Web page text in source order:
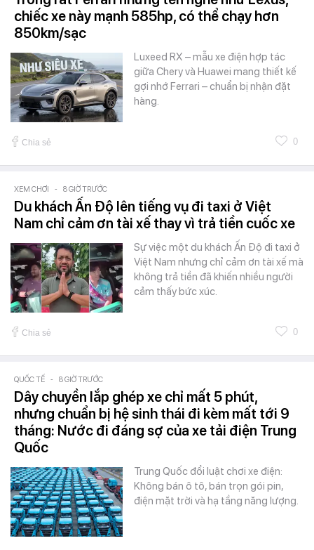
chiếc xe này mạnh 585hp, có thể chạy hơn
850km/sạc
Luxeed RX – mẫu xe điện hợp tác
giữa Chery và Huawei mang thiết kế
gợi nhớ Ferrari – chuẩn bị nhận đặt
hàng.
Chia sẻ 0
XEM CHƠI - 8 GIỜ TRƯỚC
Du khách Ấn Độ lên tiếng vụ đi taxi ở Việt
Nam chỉ cảm ơn tài xế thay vì trả tiền cuốc xe
Sự việc một du khách Ấn Độ đi taxi ở
Việt Nam nhưng chỉ cảm ơn tài xế mà
không trả tiền đã khiến nhiều người
cảm thấy bức xúc.
Chia sẻ 0
QUỐC TẾ - 8 GIỜ TRƯỚC
Dây chuyền lắp ghép xe chỉ mất 5 phút,
nhưng chuẩn bị hệ sinh thái đi kèm mất tới 9
tháng: Nước đi đáng sợ của xe tải điện Trung
Quốc
Trung Quốc đổi luật chơi xe điện:
Không bán ô tô, bán trọn gói pin,
điện mặt trời và hạ tầng năng lượng.